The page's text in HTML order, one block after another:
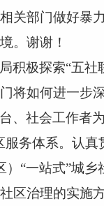
关部门做好暴
。谢谢！
积极探索“五社
将如何进一步
、社会工作者
服务体系。认
）“一站式”城
区治理的实施